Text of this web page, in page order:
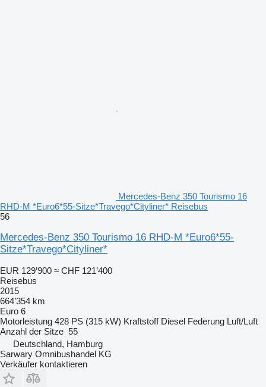
Mercedes-Benz 350 Tourismo 16
RHD-M *Euro6*55-Sitze*Travego*Cityliner* Reisebus
56
Mercedes-Benz 350 Tourismo 16 RHD-M *Euro6*55-
Sitze*Travego*Cityliner*
EUR 129’900 ≈ CHF 121’400
Reisebus
2015
664’354 km
Euro 6
Motorleistung 428 PS (315 kW) Kraftstoff Diesel Federung Luft/Luft
Anzahl der Sitze 55
Deutschland, Hamburg
Sarwary Omnibushandel KG
Verkäufer kontaktieren